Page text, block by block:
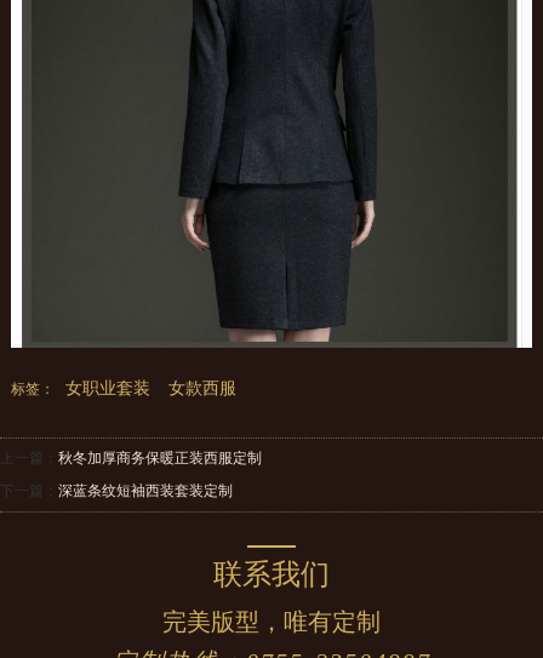
标签： 女职业套装 女款西服
上一篇： 秋冬加厚商务保暖正装西服定制
下一篇： 深蓝条纹短袖西装套装定制
联系我们
完美版型，唯有定制